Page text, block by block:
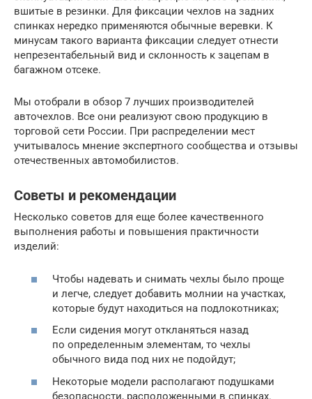
вшитые в резинки. Для фиксации чехлов на задних
спинках нередко применяются обычные веревки. К
минусам такого варианта фиксации следует отнести
непрезентабельный вид и склонность к зацепам в
багажном отсеке.
Мы отобрали в обзор 7 лучших производителей
авточехлов. Все они реализуют свою продукцию в
торговой сети России. При распределении мест
учитывалось мнение экспертного сообщества и отзывы
отечественных автомобилистов.
Советы и рекомендации
Несколько советов для еще более качественного
выполнения работы и повышения практичности
изделий:
Чтобы надевать и снимать чехлы было проще
и легче, следует добавить молнии на участках,
которые будут находиться на подлокотниках;
Если сидения могут откланяться назад
по определенным элементам, то чехлы
обычного вида под них не подойдут;
Некоторые модели располагают подушками
безопасности, расположенными в спинках.